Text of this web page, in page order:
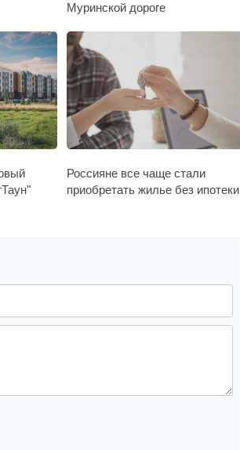
Муринской дороге
Россияне все чаще стали
приобретать жилье без ипотеки